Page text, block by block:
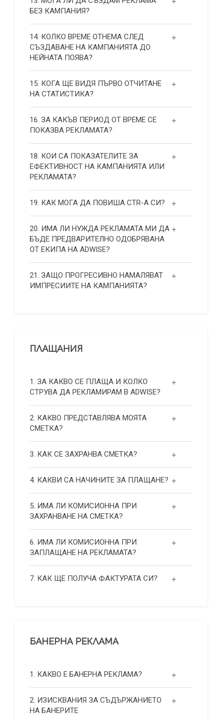
БЕЗ КАМПАНИЯ?
14. КОЛКО ВРЕМЕ ОТНЕМА СЛЕД
СЪЗДАВАНЕ НА КАМПАНИЯТА ДО
НЕЙНАТА ПОЯВА?
15. КОГА ЩЕ ВИДЯ ПЪРВО ОТЧИТАНЕ
НА СТАТИСТИКА?
16. ЗА КАКЪВ ПЕРИОД ОТ ВРЕМЕ СЕ
ПОКАЗВА РЕКЛАМАТА?
18. КОИ СА ПОКАЗАТЕЛИТЕ ЗА
ЕФЕКТИВНОСТ НА КАМПАНИЯТА ИЛИ
РЕКЛАМАТА?
19. КАК МОГА ДА ПОВИША СТR-А СИ?
20. ИМА ЛИ НУЖДА РЕКЛАМАТА МИ ДА
БЪДЕ ПРЕДВАРИТЕЛНО ОДОБРЯВАНА
ОТ ЕКИПА НА ADWISE?
21. ЗАЩО ПРОГРЕСИВНО НАМАЛЯВАТ
ИМПРЕСИИТЕ НА КАМПАНИЯТА?
ПЛАЩАНИЯ
1. ЗА КАКВО СЕ ПЛАЩА И КОЛКО
СТРУВА ДА РЕКЛАМИРАМ В ADWISE?
2. КАКВО ПРЕДСТАВЛЯВА МОЯТА
СМЕТКА?
3. КАК СЕ ЗАХРАНВА СМЕТКА?
4. КАКВИ СА НАЧИНИТЕ ЗА ПЛАЩАНЕ?
5. ИМА ЛИ КОМИСИОННА ПРИ
ЗАХРАНВАНЕ НА СМЕТКА?
6. ИМА ЛИ КОМИСИОННА ПРИ
ЗАПЛАЩАНЕ НА РЕКЛАМАТА?
7. КАК ЩЕ ПОЛУЧА ФАКТУРАТА СИ?
БАНЕРНА РЕКЛАМА
1. КАКВО Е БАНЕРНА РЕКЛАМА?
2. ИЗИСКВАНИЯ ЗА СЪДЪРЖАНИЕТО
НА БАНЕРИТЕ